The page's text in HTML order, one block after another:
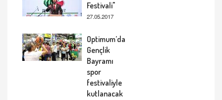
Festivali"
27.05.2017
Optimum’da
Gençlik
Bayramı
spor
festivaliyle
kutlanacak